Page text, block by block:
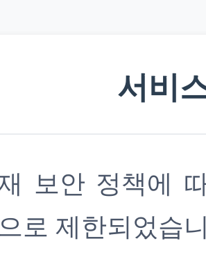
서비
보안 정책에
로 제한되었습